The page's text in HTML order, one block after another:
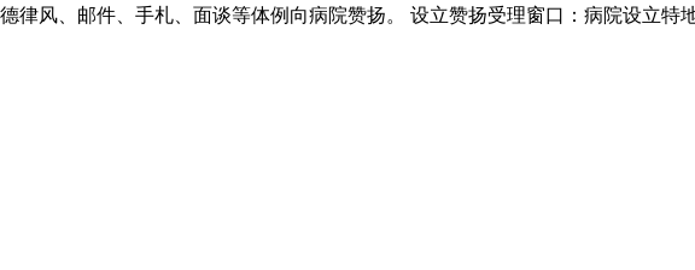
风、邮件、手札、面谈等体例向病院赞扬。 设立赞扬受理窗口：病院设立特